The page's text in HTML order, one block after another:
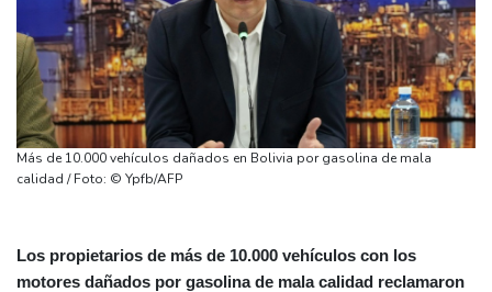
Más de 10.000 vehículos dañados en Bolivia por gasolina de mala
calidad / Foto: © Ypfb/AFP
Los propietarios de más de 10.000 vehículos con los
motores dañados por gasolina de mala calidad reclamaron